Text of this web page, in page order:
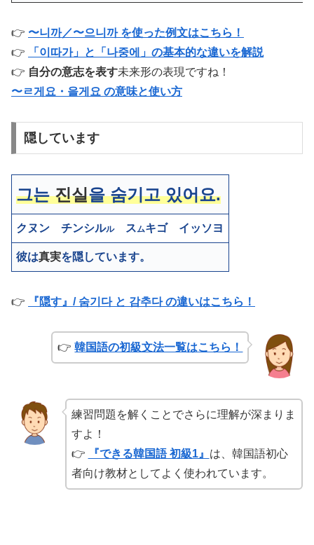
👉 〜니까／〜으니까 を使った例文はこちら！
👉
「이따가」と「나중에」の基本的な違いを解説
👉 自分の意志を表す未来形の表現ですね！
〜ㄹ게요・을게요 の意味と使い方
隠しています
그는진실을숨기고 있어요.
クヌン チンシルル スムキゴ イッソヨ
彼は真実を隠しています。
👉 『隠す』/ 숨기다 と 감추다 の違いはこちら！
👉韓国語の初級文法一覧はこちら！
練習問題を解くことでさらに理解が深まりま
すよ！
👉
『できる韓国語 初級1』 は、韓国語初心
者向け教材としてよく使われています。